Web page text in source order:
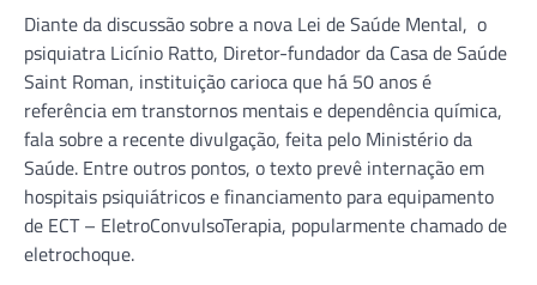
Diante da discussão sobre a nova Lei de Saúde Mental, o
psiquiatra Licínio Ratto, Diretor-fundador da Casa de Saúde
Saint Roman, instituição carioca que há 50 anos é
referência em transtornos mentais e dependência química,
fala sobre a recente divulgação, feita pelo Ministério da
Saúde. Entre outros pontos, o texto prevê internação em
hospitais psiquiátricos e financiamento para equipamento
de ECT – EletroConvulsoTerapia, popularmente chamado de
eletrochoque.